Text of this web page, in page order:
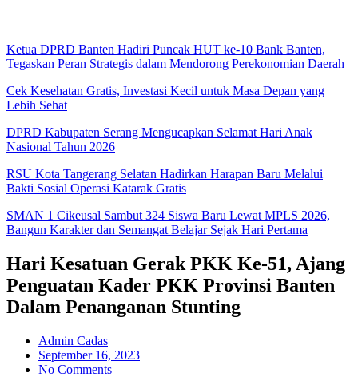
Ketua DPRD Banten Hadiri Puncak HUT ke-10 Bank Banten,
Tegaskan Peran Strategis dalam Mendorong Perekonomian Daerah
Cek Kesehatan Gratis, Investasi Kecil untuk Masa Depan yang
Lebih Sehat
DPRD Kabupaten Serang Mengucapkan Selamat Hari Anak
Nasional Tahun 2026
RSU Kota Tangerang Selatan Hadirkan Harapan Baru Melalui
Bakti Sosial Operasi Katarak Gratis
SMAN 1 Cikeusal Sambut 324 Siswa Baru Lewat MPLS 2026,
Bangun Karakter dan Semangat Belajar Sejak Hari Pertama
Hari Kesatuan Gerak PKK Ke-51, Ajang
Penguatan Kader PKK Provinsi Banten
Dalam Penanganan Stunting
Admin Cadas
September 16, 2023
No Comments